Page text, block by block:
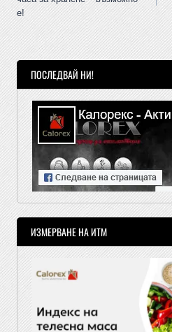
е!
ПОСЛЕДВАЙ НИ!
ИЗМЕРВАНЕ НА ИТМ